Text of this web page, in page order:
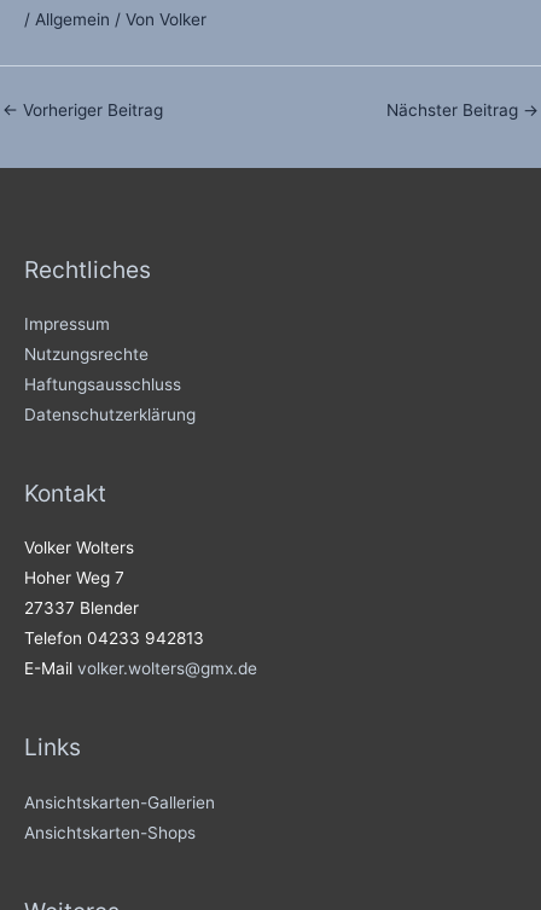
/ Allgemein / Von Volker
← Vorheriger Beitrag Nächster Beitrag →
Rechtliches
Impressum
Nutzungsrechte
Haftungsausschluss
Datenschutzerklärung
Kontakt
Volker Wolters
Hoher Weg 7
27337 Blender
Telefon 04233 942813
E-Mail volker.wolters@gmx.de
Links
Ansichtskarten-Gallerien
Ansichtskarten-Shops